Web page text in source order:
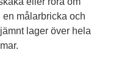
målarbricka och
lager över hela